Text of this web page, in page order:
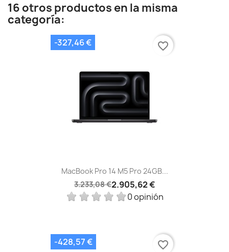
16 otros productos en la misma
categoría:
MacBook Pro 14 M5 Pro 24GB...
3.233,08 €2.905,62 €
0 opinión
-327,46 € favorite_border
-428,57 € favorite_border